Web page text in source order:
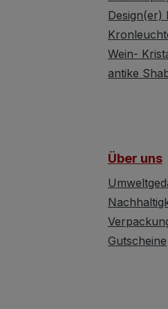
Mid-Century-Charme der
1960er Jahre und macht
sie zu einem besonderen
Blickfang an jeder Wand.
Besonders praktisch ist
Design(er)
Wein-
antike
Über uns
Gutscheine